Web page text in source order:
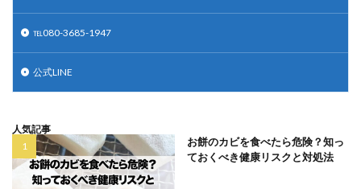
℡080-3685-1947
公式LINE
人気記事
お餅のカビを食べたら危険？知っ
ておくべき健康リスクと対処法